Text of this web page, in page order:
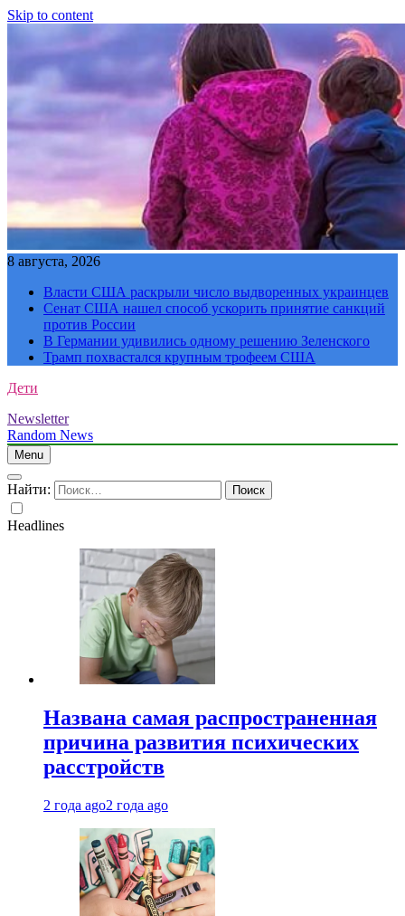
Skip to content
8 августа, 2026
Власти США раскрыли число выдворенных украинцев
Сенат США нашел способ ускорить принятие санкций
против России
В Германии удивились одному решению Зеленского
Трамп похвастался крупным трофеем США
Дети
Newsletter
Random News
Menu
Найти:
Headlines
Названа самая распространенная
причина развития психических
расстройств
2 года ago2 года ago